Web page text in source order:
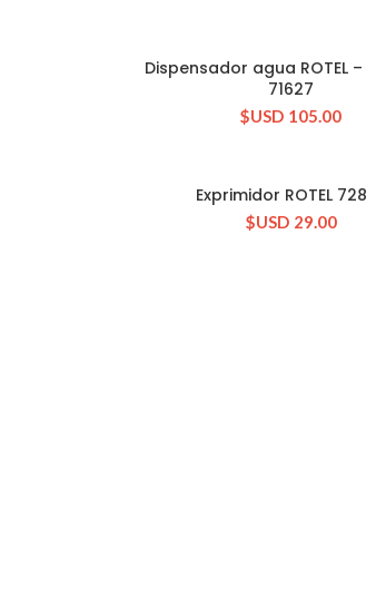
CONSULTAR STOCK
Dispensador agua ROTEL
71627
$USD 105.00
CONSULTAR STOCK
Exprimidor ROTEL
$USD 29.00